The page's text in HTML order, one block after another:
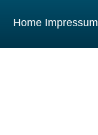
Home Impressum